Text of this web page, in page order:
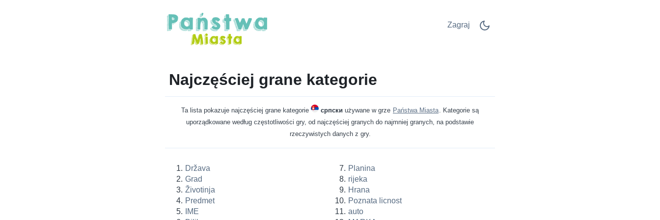
Zagraj
Najczęściej grane kategorie
Ta lista pokazuje najczęściej grane kategorie српски używane w grze Państwa Miasta. Kategorie są
uporządkowane według częstotliwości gry, od najczęściej granych do najmniej granych, na podstawie
rzeczywistych danych z gry.
Država
Grad
Životinja
Predmet
IME
Planina
rijeka
Hrana
Poznata licnost
auto